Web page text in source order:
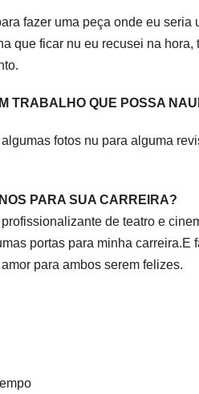
fazer uma peça onde eu
que ficar nu eu recusei na
TRABALHO QUE POSSA
fotos nu para alguma
PARA SUA CARREIRA?
de teatro e
portas para minha carreira.E
para ambos serem felizes.